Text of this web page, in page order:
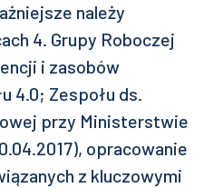
należy
4. Grupy Roboczej
i zasobów
4.0; Zespołu ds.
przy Ministerstwie
opracowanie
z kluczowymi